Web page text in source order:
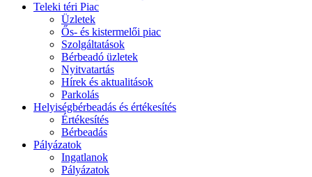
Teleki téri Piac
Üzletek
Ős- és kistermelői piac
Szolgáltatások
Bérbeadó üzletek
Nyitvatartás
Hírek és aktualitások
Parkolás
Helyiségbérbeadás és értékesítés
Értékesítés
Bérbeadás
Pályázatok
Ingatlanok
Pályázatok